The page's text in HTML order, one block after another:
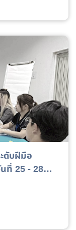
ดับฝีมือ
ที่ 25 - 28